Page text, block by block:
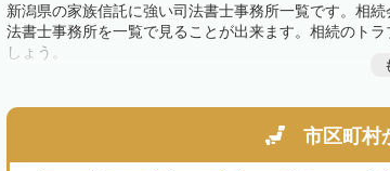
新潟県の家族信託に強い司法書士事務所一覧です。相
法書士事務所を一覧で見ることが出来ます。相続のト
しょう。
市区町村